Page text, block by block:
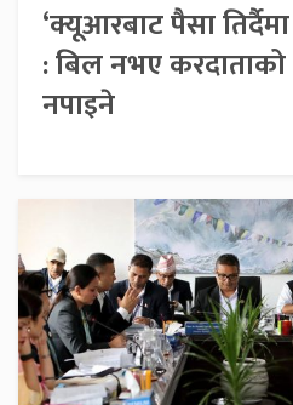
‘क्यूआरबाट पैसा
: बिल नभए करदाताको
नपाइने